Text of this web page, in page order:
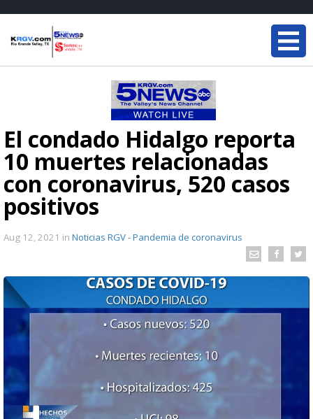
El condado Hidalgo reporta
10 muertes relacionadas
con coronavirus, 520 casos
positivos
Aug 12, 2021 in Noticias RGV - Pandemia de coronavirus